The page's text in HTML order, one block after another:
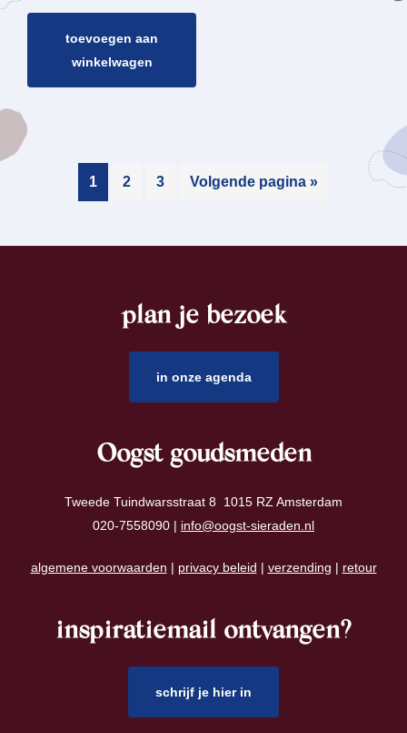
toevoegen aan
winkelwagen
1 2 3 Volgende pagina »
plan je bezoek
in onze agenda
Oogst goudsmeden
Tweede Tuindwarsstraat 8 1015 RZ Amsterdam
020-7558090 | info@oogst-sieraden.nl
algemene voorwaarden | privacy beleid | verzending | retour
inspiratiemail ontvangen?
schrijf je hier in